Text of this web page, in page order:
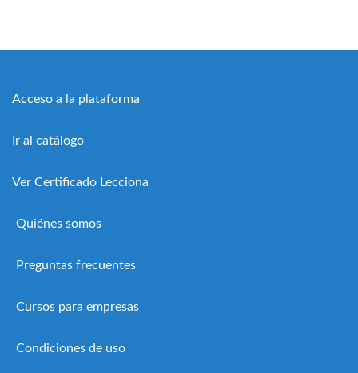
Acceso a la plataforma
Ir al catálogo
Ver Certificado Lecciona
Quiénes somos
Preguntas frecuentes
Cursos para empresas
Condiciones de uso